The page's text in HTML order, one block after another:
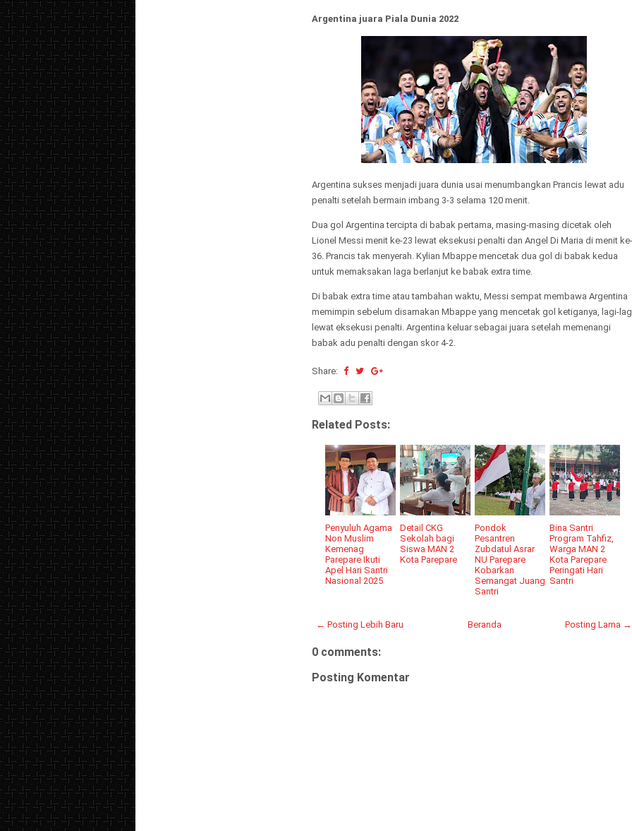
Argentina juara Piala Dunia 2022
Argentina sukses menjadi juara dunia usai menumbangkan Prancis lewat adu
penalti setelah bermain imbang 3-3 selama 120 menit.
Dua gol Argentina tercipta di babak pertama, masing-masing dicetak oleh
Lionel Messi menit ke-23 lewat eksekusi penalti dan Angel Di Maria di menit ke-
36. Prancis tak menyerah. Kylian Mbappe mencetak dua gol di babak kedua
untuk memaksakan laga berlanjut ke babak extra time.
Di babak extra time atau tambahan waktu, Messi sempat membawa Argentina
memimpin sebelum disamakan Mbappe yang mencetak gol ketiganya, lagi-
lewat eksekusi penalti. Argentina keluar sebagai juara setelah memenangi
babak adu penalti dengan skor 4-2.
Share:
Related Posts:
Penyuluh Agama
Non Muslim
Kemenag
Parepare Ikuti
Apel Hari Santri
Nasional 2025
Detail CKG
Sekolah bagi
Siswa MAN 2
Kota Parepare
Pondok
Pesantren
Zubdatul Asrar
NU Parepare
Kobarkan
Semangat Juang
Santri
Bina Santri
Program Tahfiz,
Warga MAN 2
Kota Parepare
Peringati Hari
Santri
← Posting Lebih Baru Posting Lama →
Beranda
0 comments:
Posting Komentar